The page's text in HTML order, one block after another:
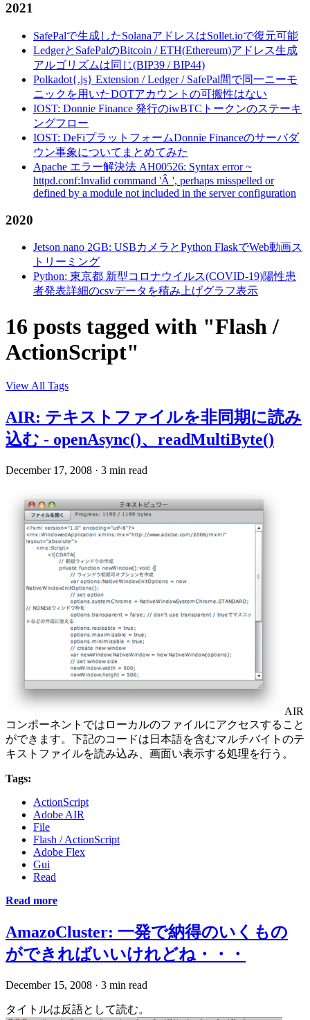
2021
SafePalで生成したSolanaアドレスはSollet.ioで復元可能
LedgerとSafePalのBitcoin / ETH(Ethereum)アドレス生成
アルゴリズムは同じ(BIP39 / BIP44)
Polkadot{.js} Extension / Ledger / SafePal間で同一ニーモ
ニックを用いたDOTアカウントの可搬性はない
IOST: Donnie Finance 発行のiwBTCトークンのステーキ
ングフロー
IOST: DeFiプラットフォームDonnie Financeのサーバダ
ウン事象についてまとめてみた
Apache エラー解決法 AH00526: Syntax error ~
httpd.conf:Invalid command 'Â ', perhaps misspelled or
defined by a module not included in the server configuration
2020
Jetson nano 2GB: USBカメラとPython FlaskでWeb動画ス
トリーミング
Python: 東京都 新型コロナウイルス(COVID-19)陽性患
者発表詳細のcsvデータを積み上げグラフ表示
16 posts tagged with "Flash /
ActionScript"
View All Tags
AIR: テキストファイルを非同期に読み
込む - openAsync()、readMultiByte()
December 17, 2008 · 3 min read
AIR
コンポーネントではローカルのファイルにアクセスすること
ができます。下記のコードは日本語を含むマルチバイトのテ
キストファイルを読み込み、画面い表示する処理を行う。
Tags:
ActionScript
Adobe AIR
File
Flash / ActionScript
Adobe Flex
Gui
Read
Read more
AmazoCluster: 一発で納得のいくもの
ができればいいけれどね・・・
December 15, 2008 · 3 min read
タイトルは反語として読む。